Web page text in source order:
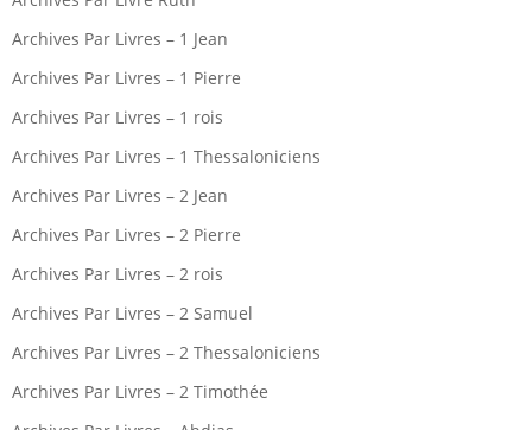
Archives Par Livres – 1 Jean
Archives Par Livres – 1 Pierre
Archives Par Livres – 1 rois
Archives Par Livres – 1 Thessaloniciens
Archives Par Livres – 2 Jean
Archives Par Livres – 2 Pierre
Archives Par Livres – 2 rois
Archives Par Livres – 2 Samuel
Archives Par Livres – 2 Thessaloniciens
Archives Par Livres – 2 Timothée